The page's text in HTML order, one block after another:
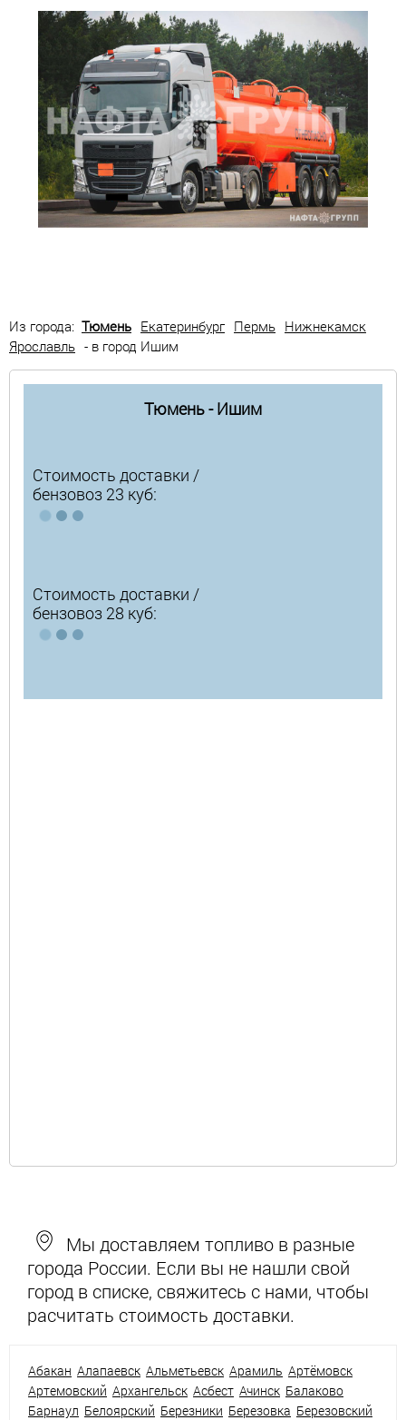
Из города: Тюмень Екатеринбург Пермь Нижнекамск
Ярославль - в город Ишим
Тюмень - Ишим
Стоимость доставки /
бензовоз 23 куб:
Стоимость доставки /
бензовоз 28 куб:
Мы доставляем топливо в разные
города России. Если вы не нашли свой
город в списке, свяжитесь с нами, чтобы
расчитать стоимость доставки.
Абакан Алапаевск Альметьевск Арамиль Артёмовск
Артемовский Архангельск Асбест Ачинск Балаково
Барнаул Белоярский Березники Березовка Березовский